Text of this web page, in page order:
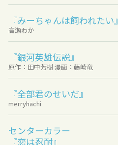
『みーちゃんは飼われたい』
高瀬わか
『銀河英雄伝説』
原作：田中芳樹 漫画：藤崎竜
『全部君のせいだ』
merryhachi
センターカラー
『恋は忍耐』